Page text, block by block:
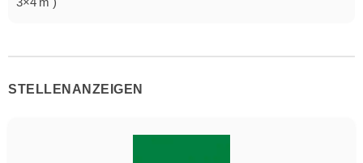
STELLENANZEIGEN